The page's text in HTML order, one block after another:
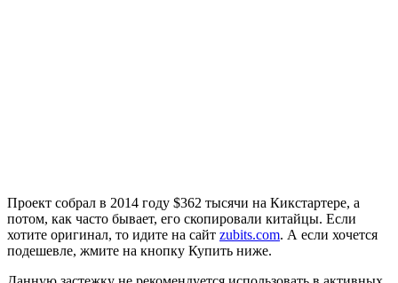
Проект собрал в 2014 году $362 тысячи на Кикстартере, а
потом, как часто бывает, его скопировали китайцы. Если
хотите оригинал, то идите на сайт zubits.com. А если хочется
подешевле, жмите на кнопку Купить ниже.